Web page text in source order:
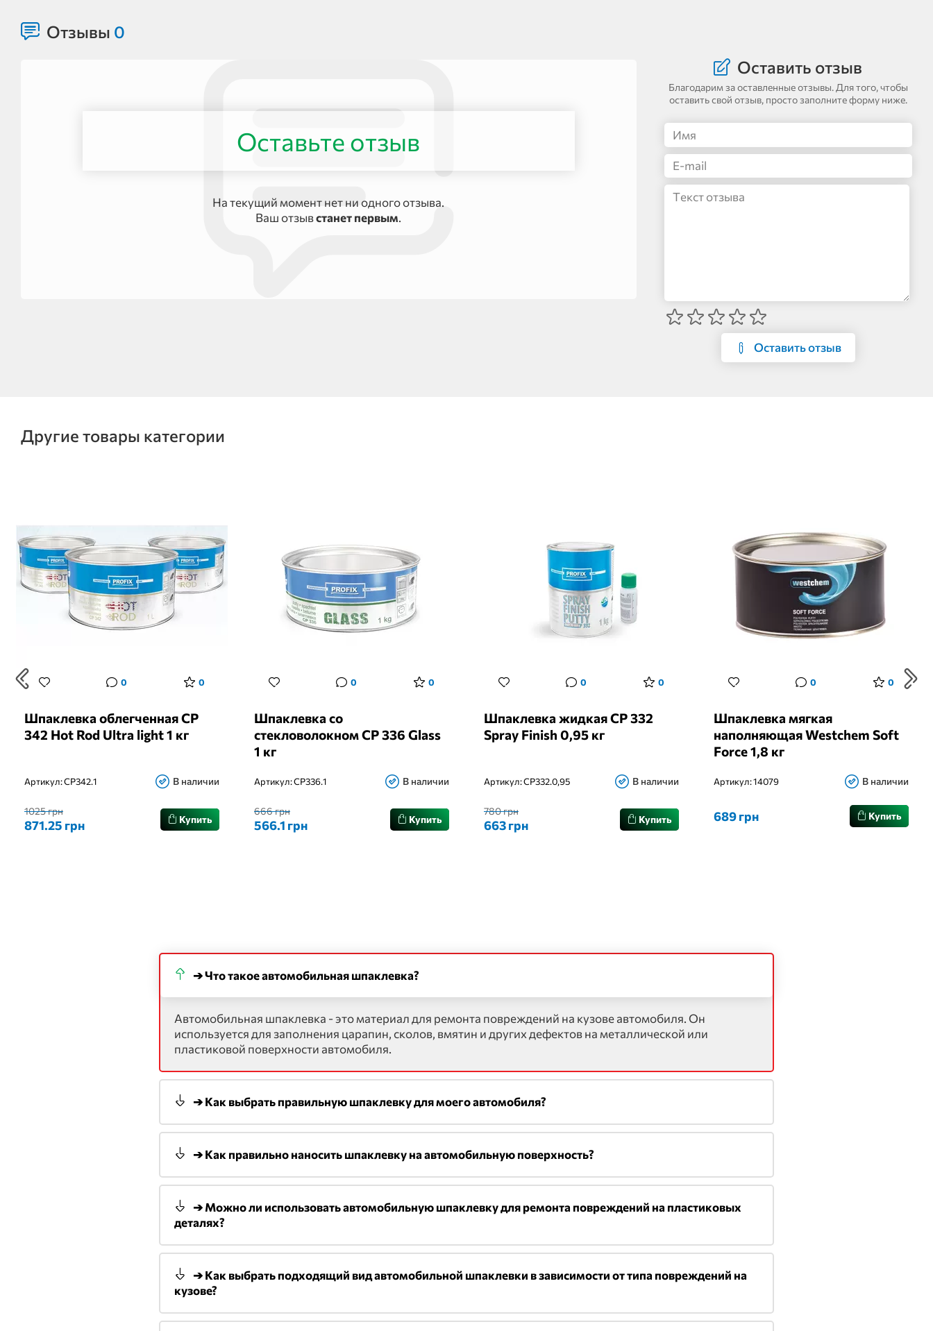
Отзывы 0
Оставьте отзыв
На текущий момент нет ни одного отзыва.
Ваш отзывстанет первым.
Оставить отзыв
Благодарим за оставленные отзывы. Для того, чтобы
оставить свой отзыв, просто заполните форму ниже.
Оставить отзыв
Другие товары категории
0 0
Шпаклевка облегченная CP
342 Hot Rod Ultra light 1 кг
Артикул:CP342.1 В наличии
1025 грн
871.25 грн Купить
0 0
Шпаклевка со
стекловолокном CP 336 Glass
1 кг
Артикул:CP336.1 В наличии
666 грн
566.1 грн Купить
0 0
Шпаклевка жидкая CP 332
Spray Finish 0,95 кг
Артикул:CP332.0,95 В наличии
780 грн
663 грн Купить
0 0
Шпаклевка мягкая
наполняющая Westchem Soft
Force 1,8 кг
Артикул:14079 В наличии
689 грн Купить
➔ Что такое автомобильная шпаклевка?
Автомобильная шпаклевка - это материал для ремонта повреждений на кузове автомобиля. Он
используется для заполнения царапин, сколов, вмятин и других дефектов на металлической или
пластиковой поверхности автомобиля.
➔ Как выбрать правильную шпаклевку для моего автомобиля?
➔ Как правильно наносить шпаклевку на автомобильную поверхность?
➔ Можно ли использовать автомобильную шпаклевку для ремонта повреждений на пластиковых
деталях?
➔ Как выбрать подходящий вид автомобильной шпаклевки в зависимости от типа повреждений на
кузове?